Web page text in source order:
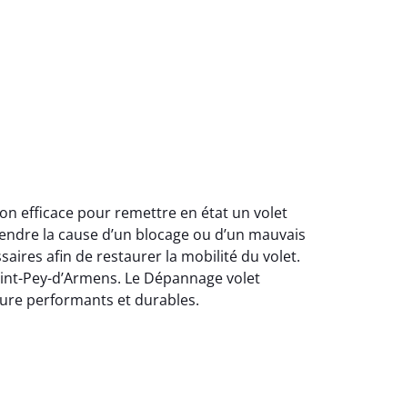
efficace pour remettre en état un volet
la cause d’un blocage ou d’un mauvais
afin de restaurer la mobilité du volet.
Pey-d’Armens. Le Dépannage volet
performants et durables.